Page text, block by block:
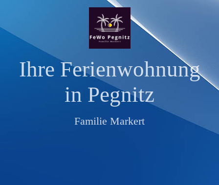
Ihre Ferienwohnung
in Pegnitz
Familie Markert